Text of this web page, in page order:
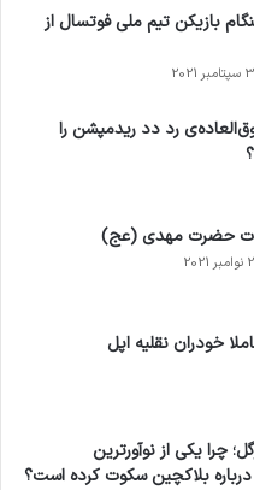
بازیکن تیم ملی فوتسال از
2021
رد دد ریدمپشن را
حضرت مهدی (عج)
خودران نقلیه اپل
چرا یکی از نوآورترین
بلاکچین سکوت کرده است؟